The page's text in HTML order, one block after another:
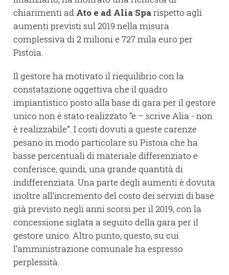
chiarimenti ad Ato e ad Alia Sparispetto agli
aumenti previsti sul 2019 nella misura
complessiva di 2 milioni e 727 mila euro per
Pistoia.
Il gestore ha motivato il riequilibrio con la
constatazione oggettiva che il quadro
impiantistico posto alla base di gara per il gestore
unico non è stato realizzato “e – scrive Alia - non
è realizzabile”. I costi dovuti a queste carenze
pesano in modo particolare su Pistoia che ha
basse percentuali di materiale differenziato e
conferisce, quindi, una grande quantità di
indifferenziata. Una parte degli aumenti è dovuta
inoltre all’incremento del costo dei servizi di base
già previsto negli anni scorsi per il 2019, con la
concessione siglata a seguito della gara per il
gestore unico. Altro punto, questo, su cui
l’amministrazione comunale ha espresso
perplessità.